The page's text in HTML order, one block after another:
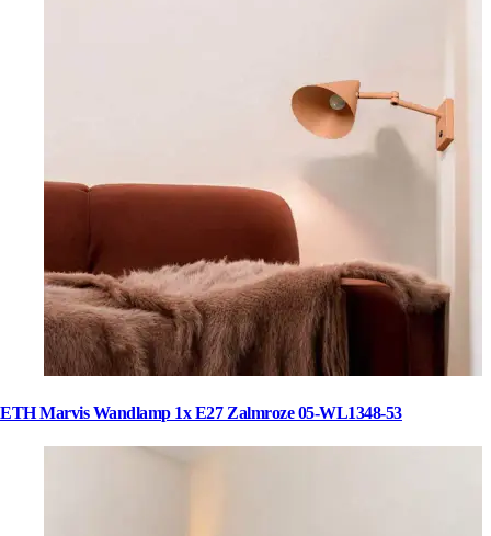
ETH Marvis Wandlamp 1x E27 Zalmroze 05-WL1348-53